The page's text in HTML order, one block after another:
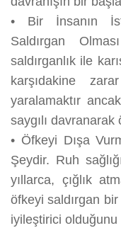
•
Bir İnsanın
Saldırgan
saldırganlık ile
karşıdakine
yaralamaktır
saygılı
• Öfkeyi Dışa
Şeydir. Ruh
yıllarca, çığlık
öfkeyi saldırgan bir
iyileştirici olduğunu